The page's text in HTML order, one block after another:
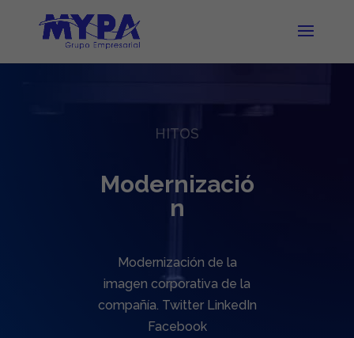
HITOS
Modernizació
n
Modernización de la
imagen corporativa de la
compañía. Twitter LinkedIn
Facebook